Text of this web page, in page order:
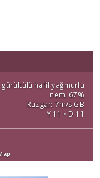
gürültülü hafif yağmurlu
nem: 67%
Rüzgar: 7m/s GB
Y 11 • D 11